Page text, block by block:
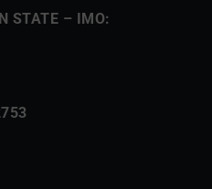
STATE – IMO: